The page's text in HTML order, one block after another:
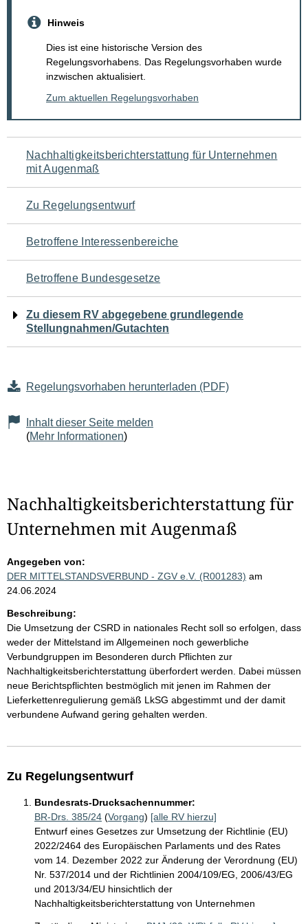
Hinweis
Dies ist eine historische Version des
Regelungsvorhabens. Das Regelungsvorhaben wurde
inzwischen aktualisiert.
Zum aktuellen Regelungsvorhaben
Navigation
für
den
Seiteninhalt
Nachhaltigkeitsberichterstattung für Unternehmen
mit Augenmaß
Zu Regelungsentwurf
Betroffene Interessenbereiche
Betroffene Bundesgesetze
Zu diesem RV abgegebene grundlegende
Stellungnahmen/Gutachten
Regelungsvorhaben herunterladen (PDF)
Inhalt dieser Seite melden
(Mehr Informationen)
Nachhaltigkeitsberichterstattung für
Unternehmen mit Augenmaß
Angegeben von:
DER MITTELSTANDSVERBUND - ZGV e.V. (R001283) am
24.06.2024
Beschreibung:
Die Umsetzung der CSRD in nationales Recht soll so erfolgen, dass
weder der Mittelstand im Allgemeinen noch gewerbliche
Verbundgruppen im Besonderen durch Pflichten zur
Nachhaltigkeitsberichterstattung überfordert werden. Dabei müssen
neue Berichtspflichten bestmöglich mit jenen im Rahmen der
Lieferkettenregulierung gemäß LkSG abgestimmt und der damit
verbundene Aufwand gering gehalten werden.
Zu Regelungsentwurf
Bundesrats-Drucksachennummer:
BR-Drs. 385/24 (Vorgang) [alle RV hierzu]
Entwurf eines Gesetzes zur Umsetzung der Richtlinie (EU)
2022/2464 des Europäischen Parlaments und des Rates
vom 14. Dezember 2022 zur Änderung der Verordnung (EU)
Nr. 537/2014 und der Richtlinien 2004/109/EG, 2006/43/EG
und 2013/34/EU hinsichtlich der
Nachhaltigkeitsberichterstattung von Unternehmen